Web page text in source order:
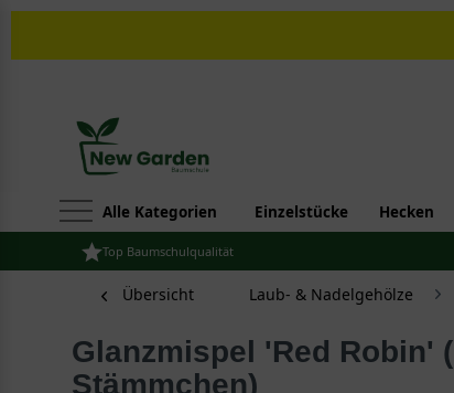
Alle Kategorien Einzelstücke Hecken
Top Baumschulqualität
Übersicht Laub- & Nadelgehölze
Glanzmispel 'Red Robin' (Hochstamm /
Stämmchen)